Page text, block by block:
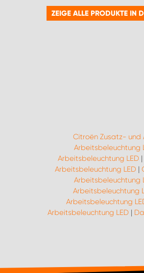
ZEIGE ALLE PRODUKTE IN
Citroën Zusatz- und
Arbeitsbeleuchtung
Arbeitsbeleuchtung LED|
Arbeitsbeleuchtung LED |
Arbeitsbeleuchtung
Arbeitsbeleuchtung
Arbeitsbeleuchtung
Arbeitsbeleuchtung LED |